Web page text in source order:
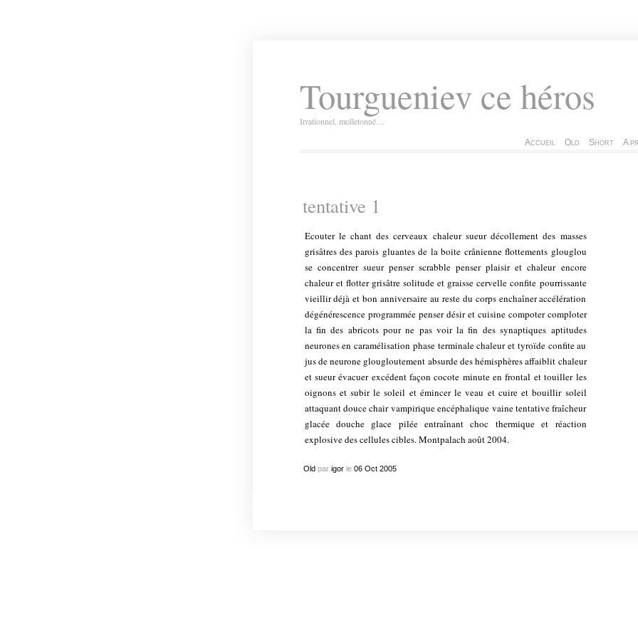
Tourgueniev ce héros
Irrationnel, molletonné…
Accueil Old Short A
tentative 1
Ecouter le chant des cerveaux chaleur sueur décollement des masses
grisâtres des parois gluantes de la boite crânienne flottements glouglou
se concentrer sueur penser scrabble penser plaisir et chaleur encore
chaleur et flotter grisâtre solitude et graisse cervelle confite pourrissante
vieillir déjà et bon anniversaire au reste du corps enchaîner accélération
dégénérescence programmée penser désir et cuisine compoter comploter
la fin des abricots pour ne pas voir la fin des synaptiques aptitudes
neurones en caramélisation phase terminale chaleur et tyroïde confite au
jus de neurone glougloutement absurde des hémisphères affaiblit chaleur
et sueur évacuer excédent façon cocote minute en frontal et touiller les
oignons et subir le soleil et émincer le veau et cuire et bouillir soleil
attaquant douce chair vampirique encéphalique vaine tentative fraîcheur
glacée douche glace pilée entraînant choc thermique et réaction
explosive des cellules cibles. Montpalach août 2004.
Old par igorle 06 Oct 2005